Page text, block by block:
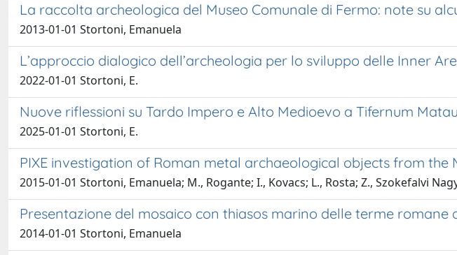
La raccolta archeologica del Museo Comunale di Fermo: note su
2013-01-01 Stortoni, Emanuela
L’approccio dialogico dell’archeologia per lo sviluppo delle Inner
2022-01-01 Stortoni, E.
Nuove riflessioni su Tardo Impero e Alto Medioevo a Tifernum
2025-01-01 Stortoni, E.
PIXE investigation of Roman metal archaeological objects from
2015-01-01 Stortoni, Emanuela; M., Rogante; I., Kovacs; L., Rosta; Z., Szokefalvi
Presentazione del mosaico con thiasos marino delle terme romane
2014-01-01 Stortoni, Emanuela